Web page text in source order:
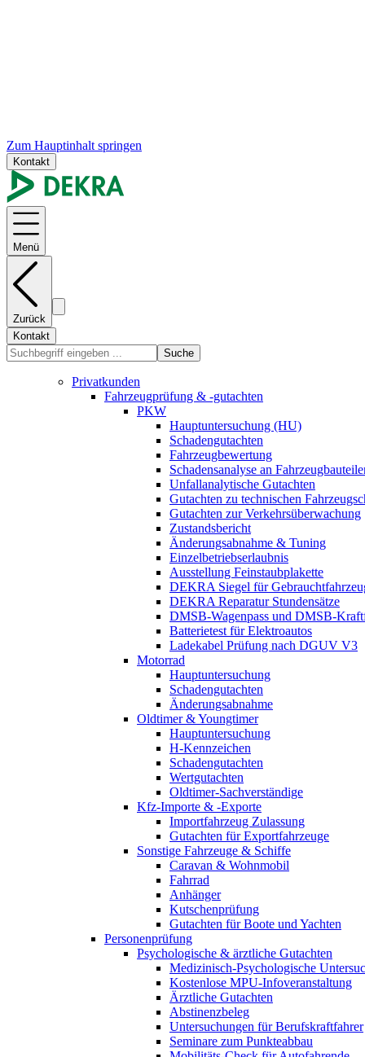
Zum Hauptinhalt springen
Kontakt
Menü
Zurück
Kontakt
Suche
Privatkunden
Fahrzeugprüfung & -gutachten
PKW
Hauptuntersuchung (HU)
Schadengutachten
Fahrzeugbewertung
Schadensanalyse an
Unfallanalytische Gutachten
Gutachten zu technischen
Gutachten zur Verkehrsüberwachung
Zustandsbericht
Änderungsabnahme & Tuning
Einzelbetriebserlaubnis
Ausstellung Feinstaubplakette
DEKRA Siegel für
DEKRA Reparatur Stundensätze
DMSB-Wagenpass und DMSB-
Batterietest für Elektroautos
Ladekabel Prüfung nach DGUV V3
Motorrad
Hauptuntersuchung
Schadengutachten
Änderungsabnahme
Oldtimer & Youngtimer
Hauptuntersuchung
H-Kennzeichen
Schadengutachten
Wertgutachten
Oldtimer-Sachverständige
Kfz-Importe & -Exporte
Importfahrzeug Zulassung
Gutachten für Exportfahrzeuge
Sonstige Fahrzeuge & Schiffe
Caravan & Wohnmobil
Fahrrad
Anhänger
Kutschenprüfung
Gutachten für Boote und Yachten
Personenprüfung
Psychologische & ärztliche Gutachten
Medizinisch-Psychologische
Kostenlose MPU-Infoveranstaltung
Ärztliche Gutachten
Abstinenzbeleg
Untersuchungen für Berufskraftfahrer
Seminare zum Punkteabbau